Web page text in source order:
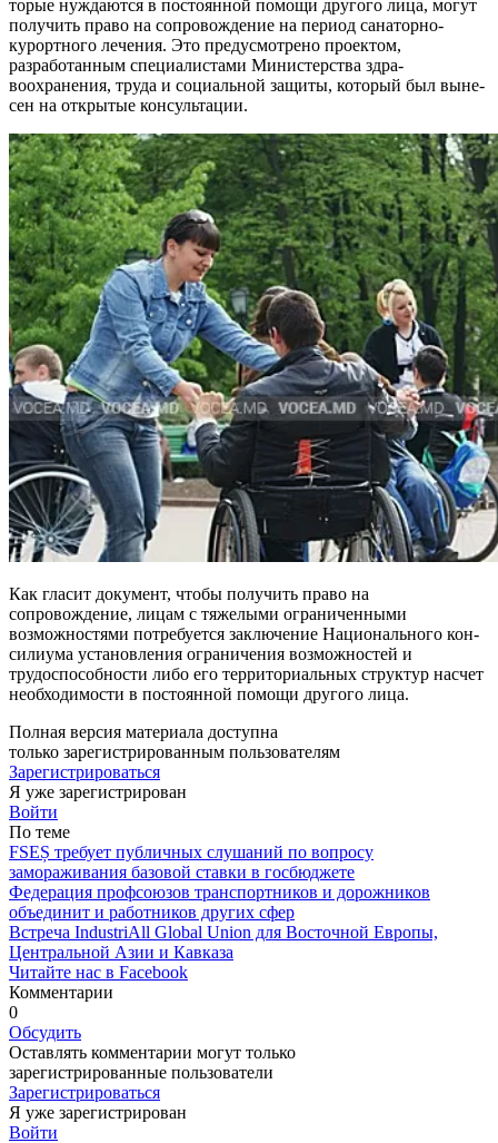
торые нуждаются в постоянной помощи другого лица, могут
по­лучить право на сопровождение на период санаторно-
курортно­го лечения. Это предусмотрено проектом,
разработанным спе­циалистами Министерства здра­
воохранения, труда и социаль­ной защиты, который был выне­
сен на открытые консультации.
Как гласит документ, чтобы по­лучить право на
сопровождение, лицам с тяжелыми ограниченны­ми
возможностями потребуется заключение Национального кон­
силиума установления ограниче­ния возможностей и
трудоспособ­ности либо его территориальных структур насчет
необходимости в постоянной помощи другого лица.
Полная версия материала доступна
только зарегистрированным пользователям
Зарегистрироваться
Я уже зарегистрирован
Войти
По теме
FSEȘ требует публичных слушаний по вопросу
замораживания базовой ставки в госбюджете
Федерация профсоюзов транспортников и дорожников
объединит и работников других сфер
Встреча IndustriAll Global Union для Восточной Европы,
Центральной Азии и Кавказа
Читайте нас в Facebook
Комментарии
0
Обсудить
Оставлять комментарии могут только
зарегистрированные пользователи
Зарегистрироваться
Я уже зарегистрирован
Войти